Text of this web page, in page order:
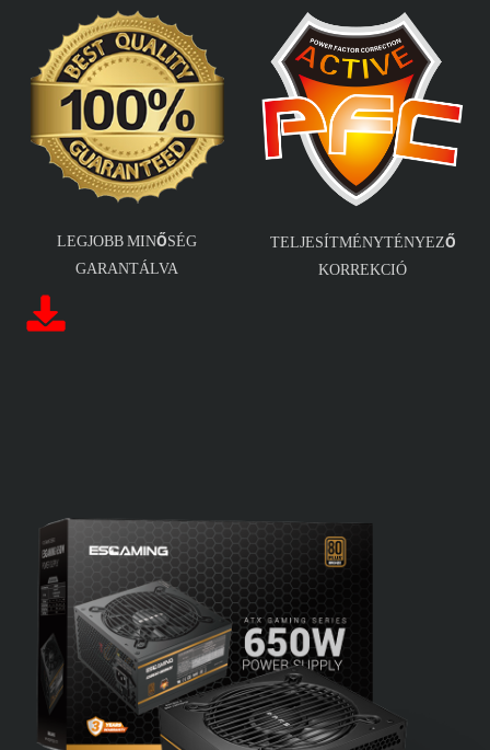
LEGJOBB MINŐSÉG
GARANTÁLVA
TELJESÍTMÉNYTÉNYEZŐ
KORREKCIÓ